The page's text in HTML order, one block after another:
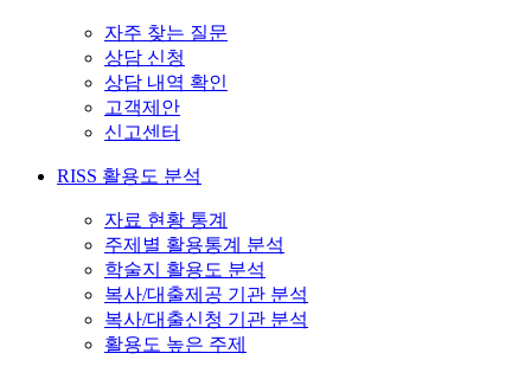
자주 찾는 질문
상담 신청
상담 내역 확인
고객제안
신고센터
RISS 활용도 분석
자료 현황 통계
주제별 활용통계 분석
학술지 활용도 분석
복사/대출제공 기관 분석
복사/대출신청 기관 분석
활용도 높은 주제